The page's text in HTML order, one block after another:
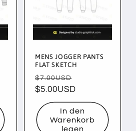
MENS JOGGER PANTS
FLAT SKETCH
Normaler
Preis
$7.00USD
$5.00USD
In den
Warenkorb
legen